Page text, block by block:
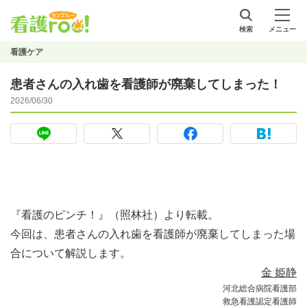
検索 メニュー
看護ケア
患者さんの入れ歯を看護師が廃棄してしまった！
2026/06/30
『看護のピンチ！』（照林社）より転載。
今回は、患者さんの入れ歯を看護師が廃棄してしまった場
合について解説します。
金 姫静
河北総合病院看護部
救急看護認定看護師